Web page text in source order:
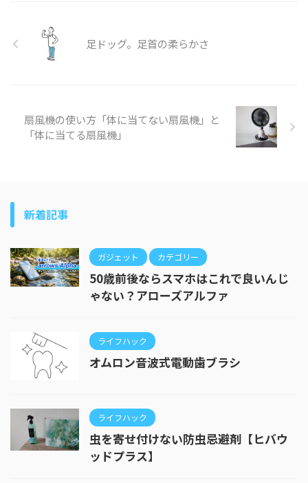
足ドッグ。足首の柔らかさ
扇風機の使い方「体に当てない扇風機」と
「体に当てる扇風機」
新着記事
ガジェット カテゴリー
50歳前後ならスマホはこれで良いんじ
ゃない？アローズアルファ
ライフハック
オムロン音波式電動歯ブラシ
ライフハック
虫を寄せ付けない防虫忌避剤【ヒバウ
ッドプラス】